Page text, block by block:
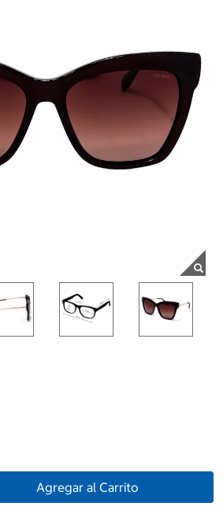
Agregar al Carrito